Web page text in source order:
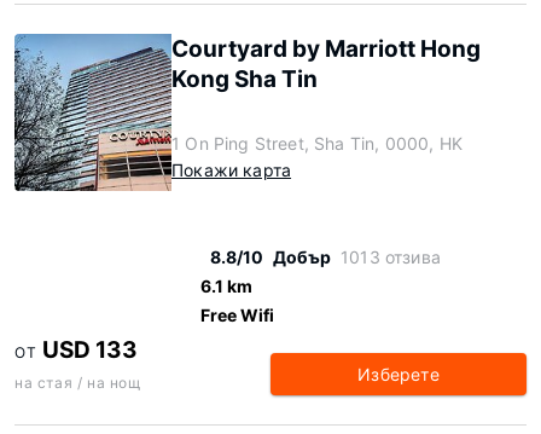
Courtyard by Marriott Hong
Kong Sha Tin
1 On Ping Street, Sha Tin, 0000, HK
Покажи карта
8.8/10 Добър 1013 отзива
6.1 km
Free Wifi
ОТ USD 133
на стая / на нощ Изберете